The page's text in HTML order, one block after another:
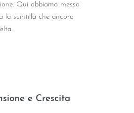
Qui abbiamo messo
la scintilla che ancora
e Crescita